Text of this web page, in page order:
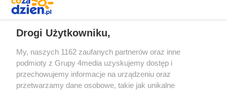
Drogi Użytkowniku,
My, naszych 1162 zaufanych partnerów oraz inne
podmioty z Grupy 4media uzyskujemy dostęp i
przechowujemy informacje na urządzeniu oraz
przetwarzamy dane osobowe, takie jak unikalne